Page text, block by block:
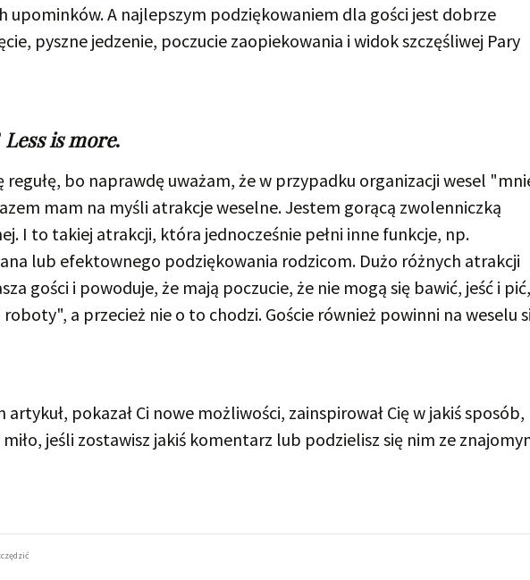
upominków. A najlepszym podziękowaniem dla gości jest dobrze
pyszne jedzenie, poczucie zaopiekowania i widok szczęśliwej Pary
Less is more.
bo naprawdę uważam, że w przypadku organizacji wesel
mam na myśli atrakcje weselne. Jestem gorącą zwolenniczką
I to takiej atrakcji, która jednocześnie pełni inne funkcje, np.
lub efektownego podziękowania rodzicom. Dużo różnych atrakcji
gości i powoduje, że mają poczucie, że nie mogą się bawić, jeść i pić,
a przecież nie o to chodzi. Goście również powinni na weselu
artykuł, pokazał Ci nowe możliwości, zainspirował Cię w jakiś sposób,
jeśli zostawisz jakiś komentarz lub podzielisz się nim ze